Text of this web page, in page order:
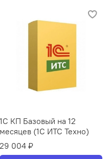
1С КП Базовый на 12
месяцев (1С ИТС Техно)
29 004 ₽